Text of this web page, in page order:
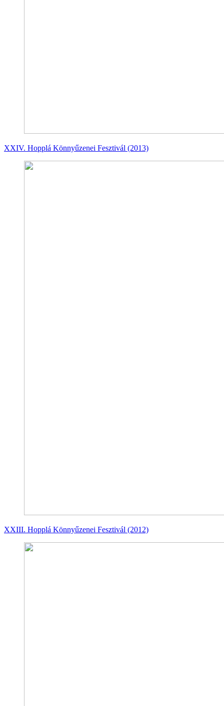
XXIV. Hopplá Könnyűzenei Fesztivál (2013)
XXIII. Hopplá Könnyűzenei Fesztivál (2012)